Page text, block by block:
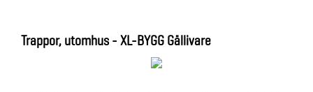
Trappor, utomhus - XL-BYGG Gällivare